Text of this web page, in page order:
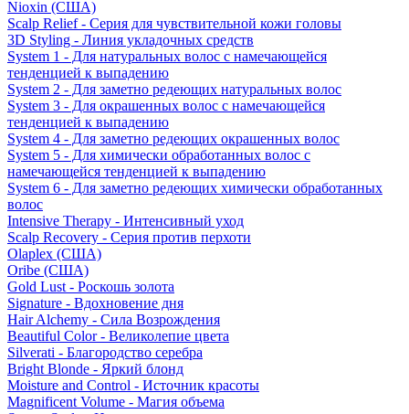
Nioxin (США)
Scalp Relief - Серия для чувствительной кожи головы
3D Styling - Линия укладочных средств
System 1 - Для натуральных волос с намечающейся
тенденцией к выпадению
System 2 - Для заметно редеющих натуральных волос
System 3 - Для окрашенных волос с намечающейся
тенденцией к выпадению
System 4 - Для заметно редеющих окрашенных волос
System 5 - Для химически обработанных волос с
намечающейся тенденцией к выпадению
System 6 - Для заметно редеющих химически обработанных
волос
Intensive Therapy - Интенсивный уход
Scalp Recovery - Серия против перхоти
Olaplex (США)
Oribe (США)
Gold Lust - Роскошь золота
Signature - Вдохновение дня
Hair Alchemy - Сила Возрождения
Beautiful Color - Великолепие цвета
Silverati - Благородство серебра
Bright Blonde - Яркий блонд
Moisture and Control - Источник красоты
Magnificent Volume - Магия объема